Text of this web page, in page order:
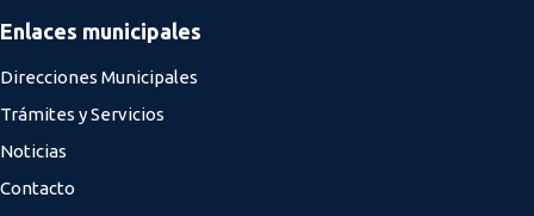
Enlaces municipales
Direcciones Municipales
Trámites y Servicios
Noticias
Contacto